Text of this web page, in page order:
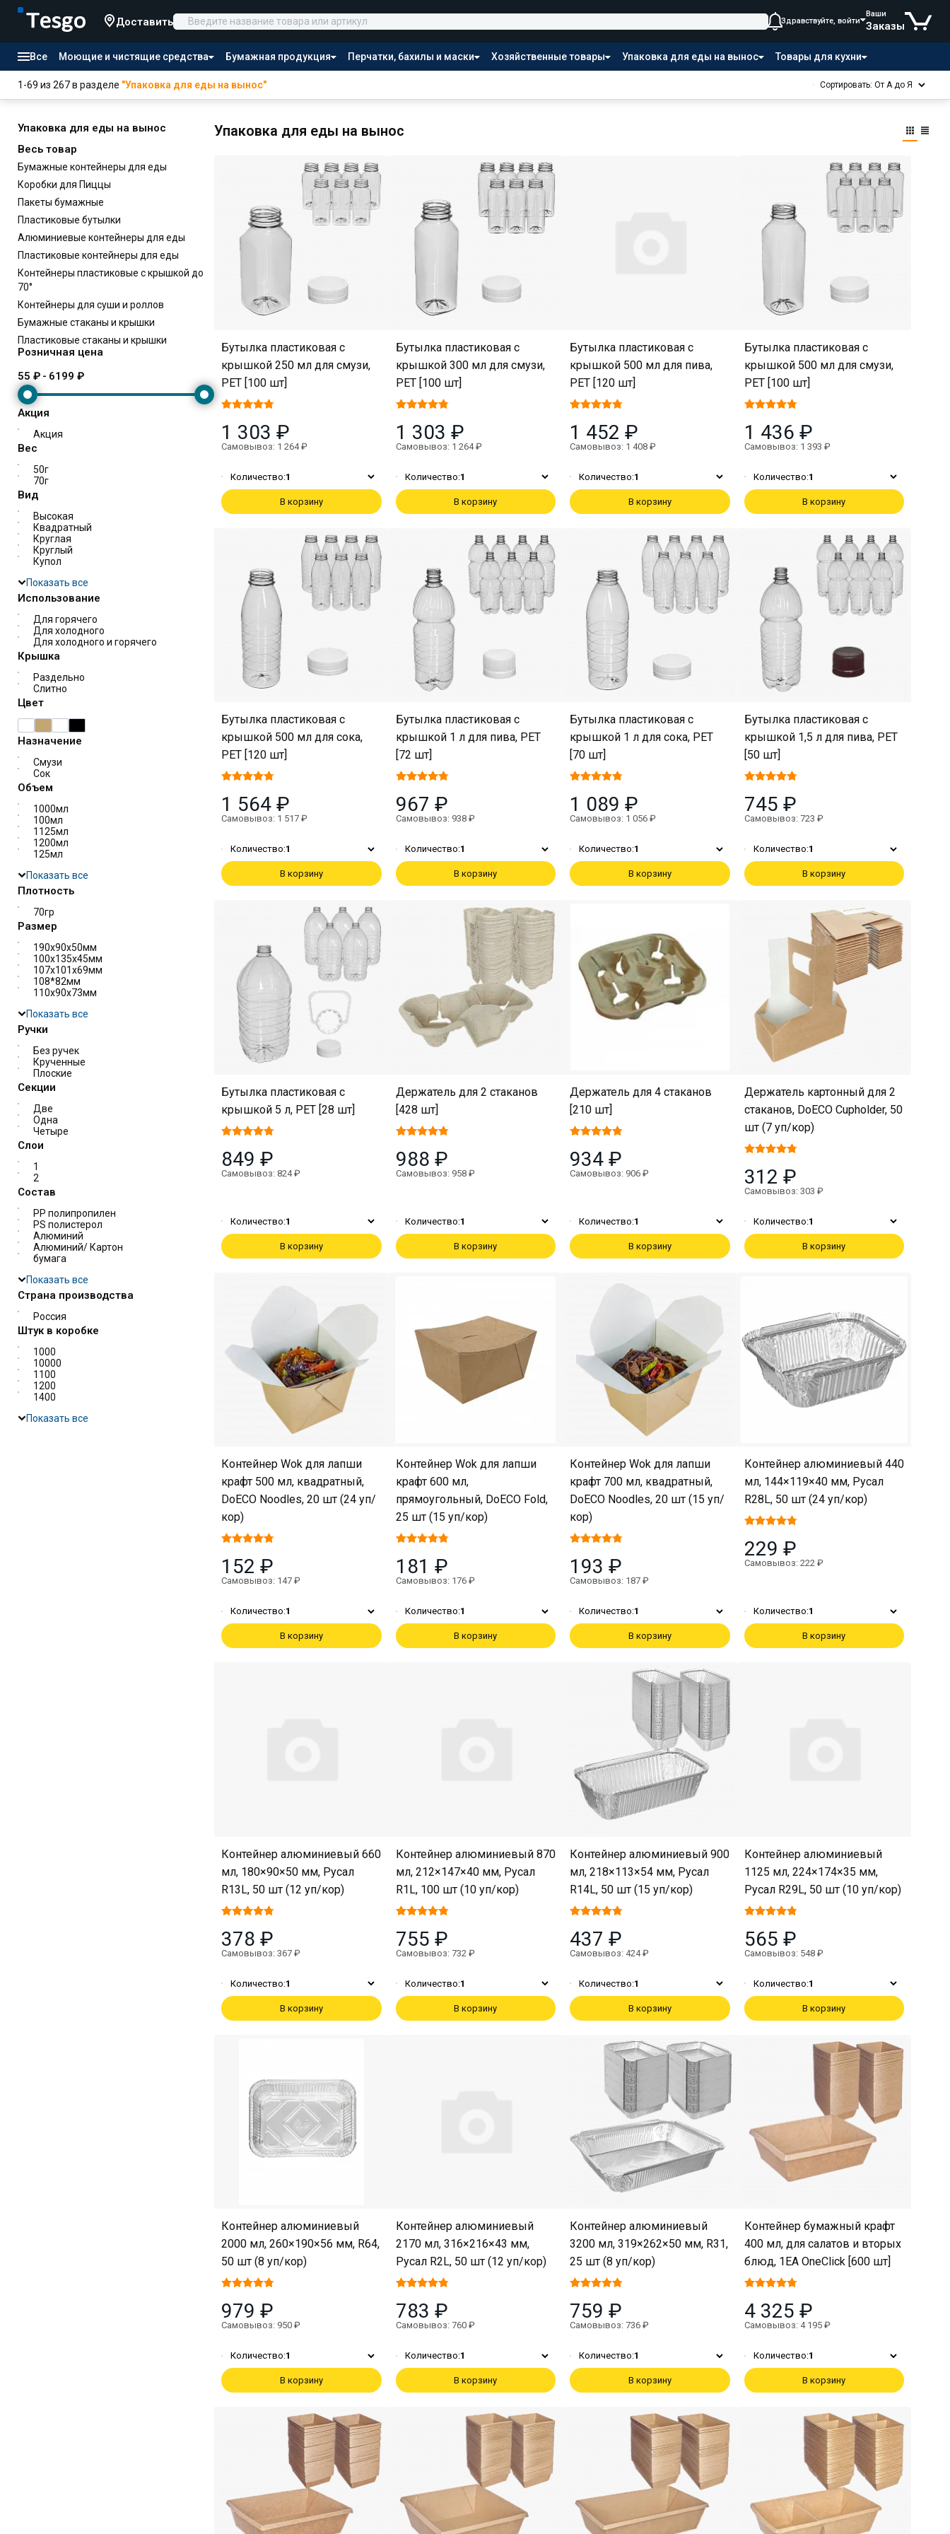
Доставить Здравствуйте, войти
Ваши
Заказы
Все Моющие и чистящие средства Бумажная продукция Перчатки, бахилы и маски Хозяйственные товары Упаковка для еды на вынос Товары для кухни
Товары для отелей Канцтовары Продукты питания
1-69 из 267 в разделе "Упаковка для еды на вынос" Сортировать: От А до Я
Упаковка для еды на вынос
Весь товар
Бумажные контейнеры для еды
Коробки для Пиццы
Пакеты бумажные
Пластиковые бутылки
Алюминиевые контейнеры для еды
Пластиковые контейнеры для еды
Контейнеры пластиковые с крышкой до
70°
Контейнеры для суши и роллов
Бумажные стаканы и крышки
Пластиковые стаканы и крышки
Розничная цена
55 ₽ - 6199 ₽
Акция
Акция
Вес
50г
70г
Вид
Высокая
Квадратный
Круглая
Круглый
Купол
Показать все
Использование
Для горячего
Для холодного
Для холодного и горячего
Крышка
Раздельно
Слитно
Цвет
Назначение
Смузи
Сок
Объем
1000мл
100мл
1125мл
1200мл
125мл
Показать все
Плотность
70гр
Размер
190х90х50мм
100х135х45мм
107х101х69мм
108*82мм
110х90х73мм
Показать все
Ручки
Без ручек
Крученные
Плоские
Секции
Две
Одна
Четыре
Слои
1
2
Состав
PP полипропилен
PS полистерол
Алюминий
Алюминий/ Картон
бумага
Показать все
Страна производства
Россия
Штук в коробке
1000
10000
1100
1200
1400
Показать все
Упаковка для еды на вынос
Бутылка пластиковая с
крышкой 250 мл для смузи,
PET [100 шт]
1 303 ₽
Самовывоз: 1 264 ₽
Количество:1
В корзину
Бутылка пластиковая с
крышкой 300 мл для смузи,
PET [100 шт]
1 303 ₽
Самовывоз: 1 264 ₽
Количество:1
В корзину
Бутылка пластиковая с
крышкой 500 мл для пива,
PET [120 шт]
1 452 ₽
Самовывоз: 1 408 ₽
Количество:1
В корзину
Бутылка пластиковая с
крышкой 500 мл для смузи,
PET [100 шт]
1 436 ₽
Самовывоз: 1 393 ₽
Количество:1
В корзину
Бутылка пластиковая с
крышкой 500 мл для сока,
PET [120 шт]
1 564 ₽
Самовывоз: 1 517 ₽
Количество:1
В корзину
Бутылка пластиковая с
крышкой 1 л для пива, PET
[72 шт]
967 ₽
Самовывоз: 938 ₽
Количество:1
В корзину
Бутылка пластиковая с
крышкой 1 л для сока, PET
[70 шт]
1 089 ₽
Самовывоз: 1 056 ₽
Количество:1
В корзину
Бутылка пластиковая с
крышкой 1,5 л для пива, PET
[50 шт]
745 ₽
Самовывоз: 723 ₽
Количество:1
В корзину
Бутылка пластиковая с
крышкой 5 л, PET [28 шт]
849 ₽
Самовывоз: 824 ₽
Количество:1
В корзину
Держатель для 2 стаканов
[428 шт]
988 ₽
Самовывоз: 958 ₽
Количество:1
В корзину
Держатель для 4 стаканов
[210 шт]
934 ₽
Самовывоз: 906 ₽
Количество:1
В корзину
Держатель картонный для 2
стаканов, DoECO Cupholder, 50
шт (7 уп/кор)
312 ₽
Самовывоз: 303 ₽
Количество:1
В корзину
Контейнер Wok для лапши
крафт 500 мл, квадратный,
DoECO Noodles, 20 шт (24 уп/
кор)
152 ₽
Самовывоз: 147 ₽
Количество:1
В корзину
Контейнер Wok для лапши
крафт 600 мл,
прямоугольный, DoECO Fold,
25 шт (15 уп/кор)
181 ₽
Самовывоз: 176 ₽
Количество:1
В корзину
Контейнер Wok для лапши
крафт 700 мл, квадратный,
DoECO Noodles, 20 шт (15 уп/
кор)
193 ₽
Самовывоз: 187 ₽
Количество:1
В корзину
Контейнер алюминиевый 440
мл, 144×119×40 мм, Русал
R28L, 50 шт (24 уп/кор)
229 ₽
Самовывоз: 222 ₽
Количество:1
В корзину
Контейнер алюминиевый 660
мл, 180×90×50 мм, Русал
R13L, 50 шт (12 уп/кор)
378 ₽
Самовывоз: 367 ₽
Количество:1
В корзину
Контейнер алюминиевый 870
мл, 212×147×40 мм, Русал
R1L, 100 шт (10 уп/кор)
755 ₽
Самовывоз: 732 ₽
Количество:1
В корзину
Контейнер алюминиевый 900
мл, 218×113×54 мм, Русал
R14L, 50 шт (15 уп/кор)
437 ₽
Самовывоз: 424 ₽
Количество:1
В корзину
Контейнер алюминиевый
1125 мл, 224×174×35 мм,
Русал R29L, 50 шт (10 уп/кор)
565 ₽
Самовывоз: 548 ₽
Количество:1
В корзину
Контейнер алюминиевый
2000 мл, 260×190×56 мм, R64,
50 шт (8 уп/кор)
979 ₽
Самовывоз: 950 ₽
Количество:1
В корзину
Контейнер алюминиевый
2170 мл, 316×216×43 мм,
Русал R2L, 50 шт (12 уп/кор)
783 ₽
Самовывоз: 760 ₽
Количество:1
В корзину
Контейнер алюминиевый
3200 мл, 319×262×50 мм, R31,
25 шт (8 уп/кор)
759 ₽
Самовывоз: 736 ₽
Количество:1
В корзину
Контейнер бумажный крафт
400 мл, для салатов и вторых
блюд, 1EA OneClick [600 шт]
4 325 ₽
Самовывоз: 4 195 ₽
Количество:1
В корзину